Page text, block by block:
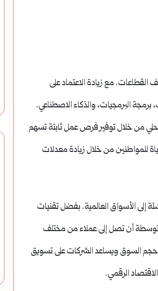
القطاعات. مع زيادة الاعتماد على
برمجة البرمجيات، والذكاء الاصطناعي.
من خلال توفير فرص عمل ثابتة تسهم
للمواطنين من خلال زيادة معدلات
إلى الأسواق العالمية. بفضل تقنيات
أن تصل إلى عملاء من مختلف
حجم السوق ويساعد الشركات على تسويق
الرقمي.
تداول
مباشرة
JustMarkets تطلق محطتها الإلكترونية:
تداول مباشرة من متصفحك